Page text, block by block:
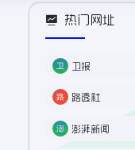
热门网址
卫报
路透社
澎湃新闻